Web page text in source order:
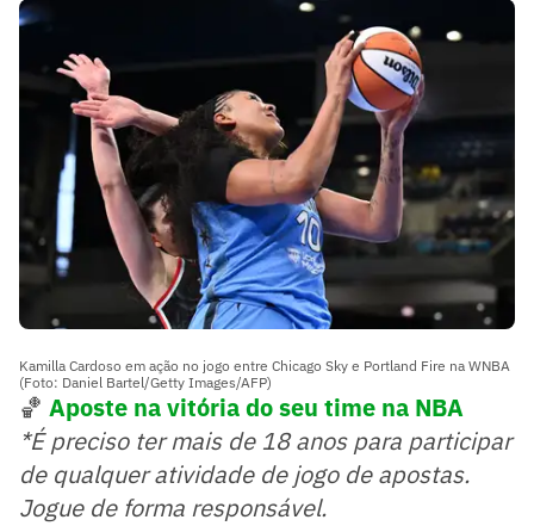
Kamilla Cardoso em ação no jogo entre Chicago Sky e Portland Fire na WNBA
(Foto: Daniel Bartel/Getty Images/AFP)
🏀 Aposte na vitória do seu time na NBA
*É preciso ter mais de 18 anos para participar
de qualquer atividade de jogo de apostas.
Jogue de forma responsável.